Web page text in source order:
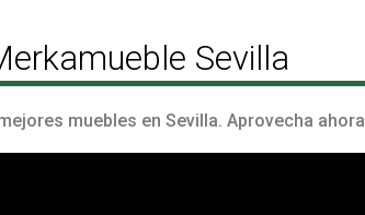
Sevilla
muebles en Sevilla. Aprovecha ahora